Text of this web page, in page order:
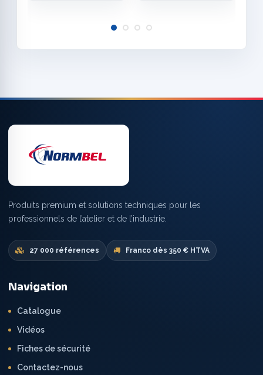
Produits premium et solutions techniques pour les
professionnels de l’atelier et de l’industrie.
27 000 références Franco dès 350 € HTVA
Navigation
Catalogue
Vidéos
Fiches de sécurité
Contactez-nous